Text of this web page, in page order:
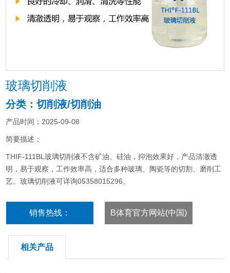
玻璃切削液
分类：切削液/切削油
产品时间：2025-09-08
简要描述：
THIF-111BL玻璃切削液不含矿油、硅油，抑泡效果好，产品清澈透
明，易于观察，工作效率高，适合多种玻璃、陶瓷等的切割、磨削工
艺。玻璃切削液可详询05358015296。
销售热线：
18396600176
B体育官方网站(中国)
相关产品